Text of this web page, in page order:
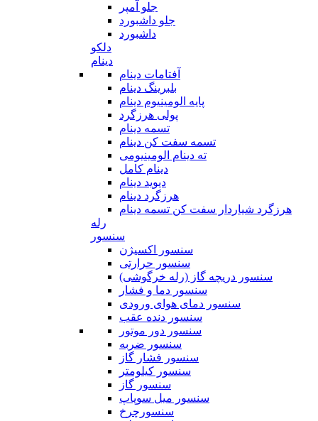
جلو آمپر
جلو داشبورد
داشبورد
دلکو
دینام
آفتامات دینام
بلبرینگ دینام
پایه الومینیوم دینام
پولی هرزگرد
تسمه دینام
تسمه سفت کن دینام
ته دینام الومینیومی
دینام کامل
دیوید دینام
هرزگرد دینام
هرزگرد شیاردار سفت کن تسمه دینام
رله
سنسور
سنسور اکسیژن
سنسور حرارتی
سنسور دریچه گاز (رله خرگوشی)
سنسور دما و فشار
سنسور دمای هوای ورودی
سنسور دنده عقب
سنسور دور موتور
سنسور ضربه
سنسور فشار گاز
سنسور کیلومتر
سنسور گاز
سنسور میل سوپاپ
سنسورچرخ